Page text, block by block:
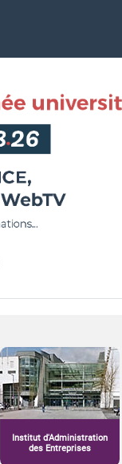
Institut d'Administration
des Entreprises